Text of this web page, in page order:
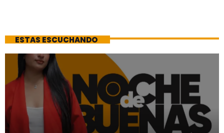
ESTAS ESCUCHANDO